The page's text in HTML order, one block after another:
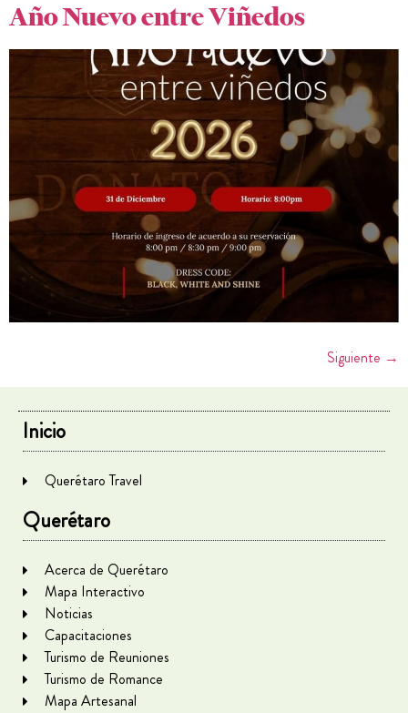
Año Nuevo entre Viñedos
Siguiente →
Inicio
Querétaro Travel
Querétaro
Acerca de Querétaro
Mapa Interactivo
Noticias
Capacitaciones
Turismo de Reuniones
Turismo de Romance
Mapa Artesanal